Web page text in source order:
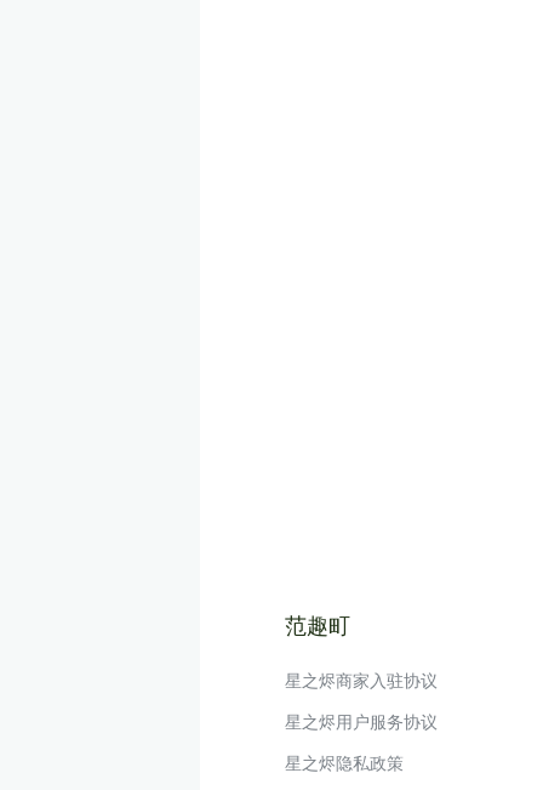
范趣町
星之烬商家入驻协议
星之烬用户服务协议
星之烬隐私政策